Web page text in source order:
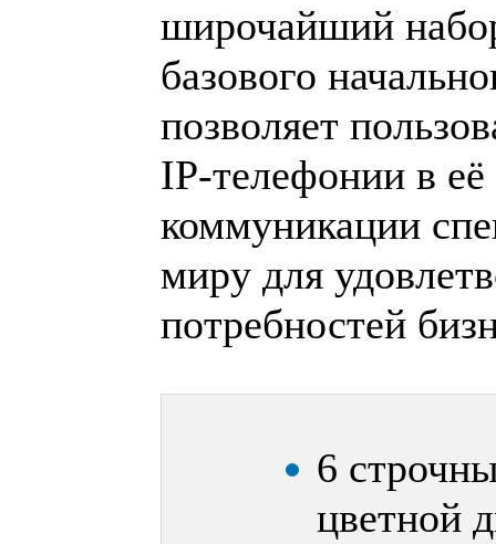
широчайший
базового
позволяет
IP-телефонии в
коммуникации
миру для
потребностей
6
цветной